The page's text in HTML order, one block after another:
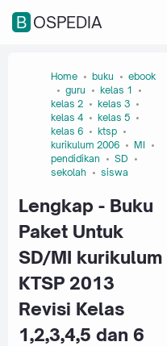
BOSPEDIA
Home buku
ebook
guru
kelas 1
kelas 2
kelas 3
kelas 4
kelas 5
kelas 6
ktsp
kurikulum 2006
MI
pendidikan
SD
sekolah
siswa
Lengkap - Buku
Paket Untuk
SD/MI kurikulum
KTSP 2013
Revisi Kelas
1,2,3,4,5 dan 6